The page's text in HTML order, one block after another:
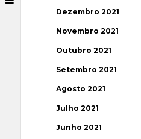
Dezembro 2021
Novembro 2021
Outubro 2021
Setembro 2021
Agosto 2021
Julho 2021
Junho 2021